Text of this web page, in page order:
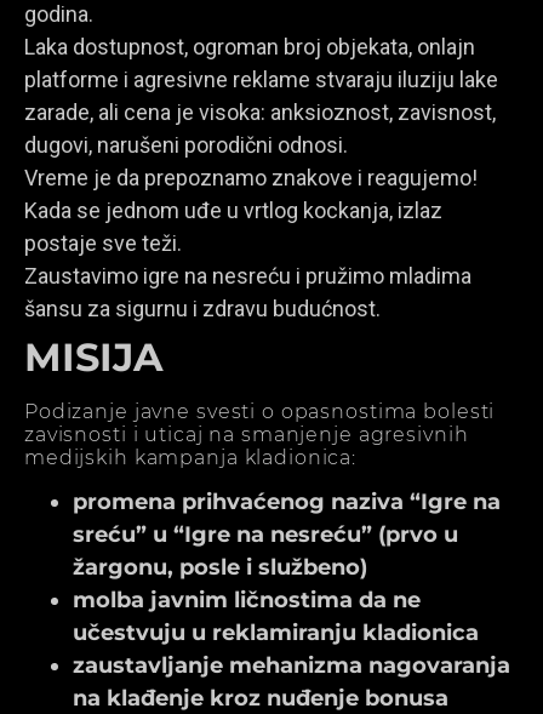
godina.
Laka dostupnost, ogroman broj objekata, onlajn
platforme i agresivne reklame stvaraju iluziju lake
zarade, ali cena je visoka: anksioznost, zavisnost,
dugovi, narušeni porodični odnosi.
Vreme je da prepoznamo znakove i reagujemo!
Kada se jednom uđe u vrtlog kockanja, izlaz
postaje sve teži.
Zaustavimo igre na nesreću i pružimo mladima
šansu za sigurnu i zdravu budućnost.
MISIJA
Podizanje javne svesti o opasnostima bolesti
zavisnosti i uticaj na smanjenje agresivnih
medijskih kampanja kladionica:
promena prihvaćenog naziva “Igre na
sreću” u “Igre na nesreću” (prvo u
žargonu, posle i službeno)
molba javnim ličnostima da ne
učestvuju u reklamiranju kladionica
zaustavljanje mehanizma nagovaranja
na klađenje kroz nuđenje bonusa